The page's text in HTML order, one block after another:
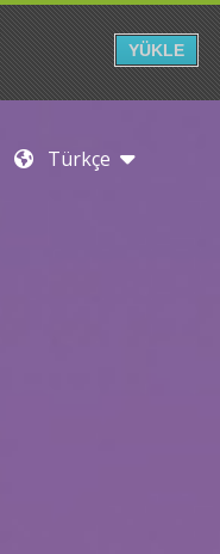
Türkçe
YÜKLE